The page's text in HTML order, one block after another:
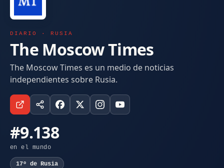
DIARIO · RUSIA
The Moscow Times
The Moscow Times es un medio de noticias
independientes sobre Rusia.
#9.138
en el mundo
17º de Rusia